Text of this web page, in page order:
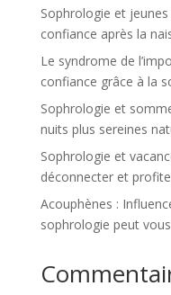
Sophrologie et
confiance après la
Le syndrome de
confiance grâce à la
Sophrologie et
nuits plus sereines
Sophrologie et
déconnecter et
Acouphènes :
sophrologie peut